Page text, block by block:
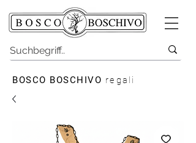
BOSCO BOSCHIVO regali